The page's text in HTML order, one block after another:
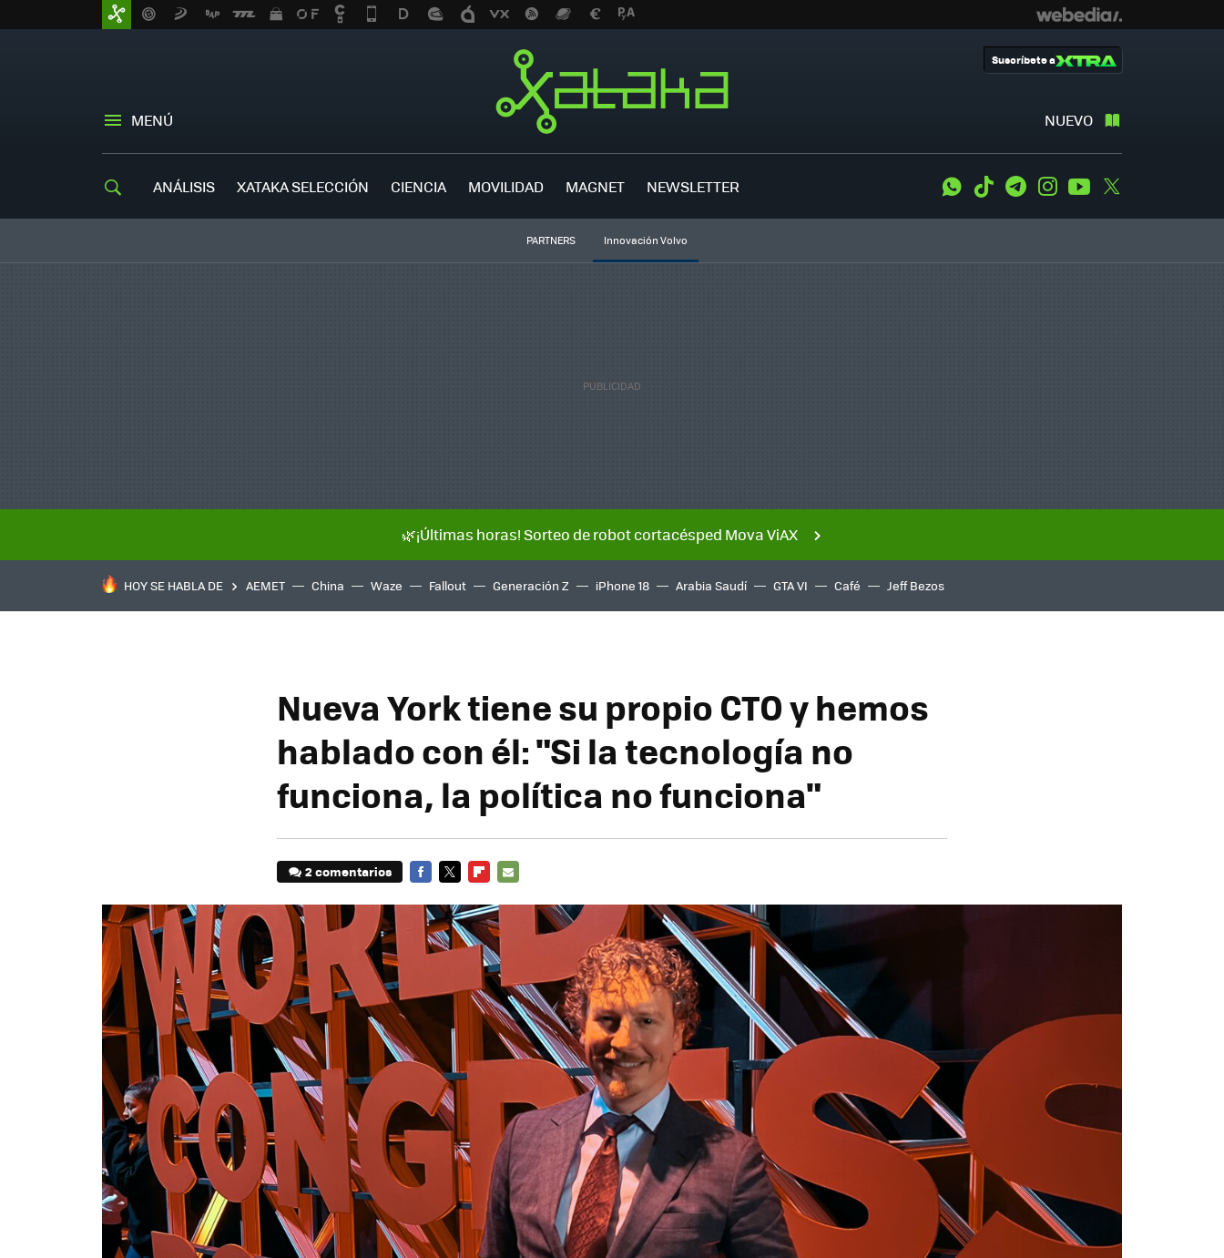
MENÚ NUEVO
Suscríbete a
ANÁLISIS XATAKA SELECCIÓN CIENCIA MOVILIDAD MAGNET NEWSLETTER WhatsApp
Tiktok TelegramInstagramYoutube
PARTNERS Innovación Volvo
🌿¡Últimas horas! Sorteo de robot cortacésped Mova ViAX
HOY SE HABLA DE AEMET China Waze Fallout Generación Z iPhone 18 Arabia Saudí GTA VI Café Jeff Bezos
Nueva York tiene su propio CTO y hemos
hablado con él: "Si la tecnología no
funciona, la política no funciona"
2 comentarios
MAIL